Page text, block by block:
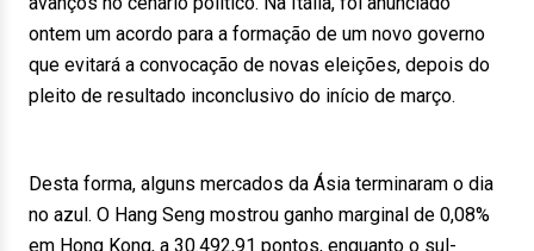
ontem um acordo para a formação de um novo governo
que evitará a convocação de novas eleições, depois do
pleito de resultado inconclusivo do início de março.
Desta forma, alguns mercados da Ásia terminaram o dia
no azul. O Hang Seng mostrou ganho marginal de 0,08%
em Hong Kong, a 30.492,91 pontos, enquanto o sul-